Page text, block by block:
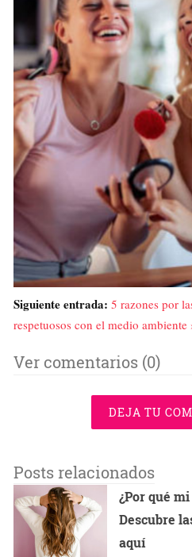
Siguiente entrada: 5 razones por
respetuosos con el medio ambiente
Ver comentarios (0)
DEJA TU
Posts relacionados
¿Por qué
Descubre
aquí